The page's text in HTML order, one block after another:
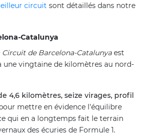
circuit sont détaillés dans notre
Catalunya
Circuit de Barcelona-Catalunyaest
une vingtaine de kilomètres au nord-
4,6 kilomètres, seize virages, profil
mettre en évidence l'équilibre
qui en a longtemps fait le terrain
des écuries de Formule 1.